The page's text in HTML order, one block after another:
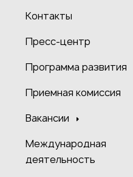
Контакты
Пресс-центр
Программа развития
Приемная комиссия
Вакансии
Международная
деятельность